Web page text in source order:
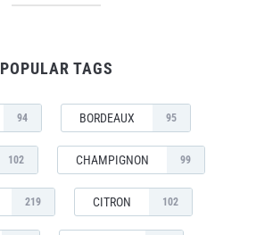
POPULAR TAGS
94 BORDEAUX 95
102 CHAMPIGNON 99
219 CITRON 102